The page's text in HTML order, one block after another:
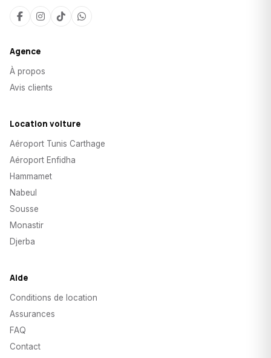
Agence
À propos
Avis clients
Location voiture
Aéroport Tunis Carthage
Aéroport Enfidha
Hammamet
Nabeul
Sousse
Monastir
Djerba
Aide
Conditions de location
Assurances
FAQ
Contact